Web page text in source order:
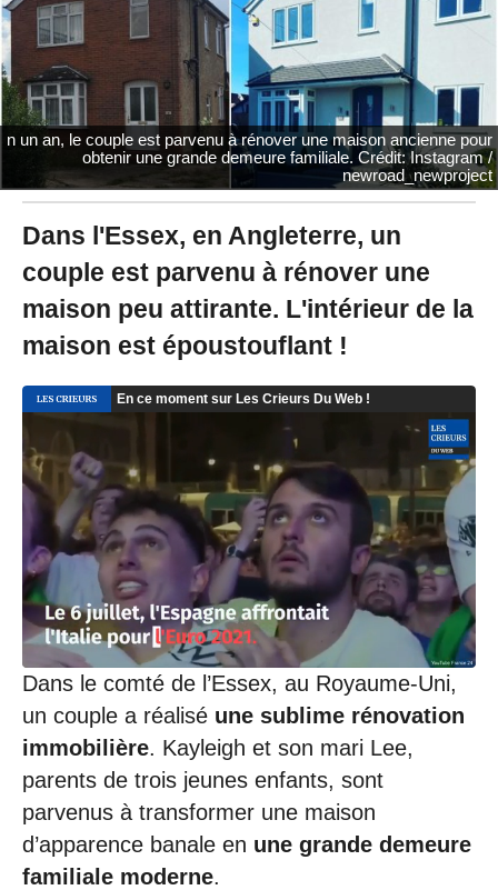
à
4
:
4
6
-
M
i
s
à
j
l
e
1
/
2
1
à
1
0
:
n un an, le couple est parvenu à rénover une maison ancienne pour
obtenir une grande demeure familiale. Crédit: Instagram /
newroad_newproject
Dans l'Essex, en Angleterre, un
couple est parvenu à rénover une
maison peu attirante. L'intérieur de la
maison est époustouflant !
Dans le comté de l’Essex, au Royaume-Uni,
un couple a réalisé une sublime rénovation
immobilière. Kayleigh et son mari Lee,
parents de trois jeunes enfants, sont
parvenus à transformer une maison
d’apparence banale en une grande demeure
familiale moderne.